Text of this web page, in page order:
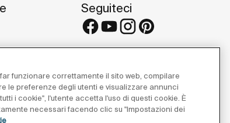
Seguiteci
funzionare correttamente il sito web, compilare
le preferenze degli utenti e visualizzare annunci
i cookie", l'utente accetta l'uso di questi cookie. È
necessari facendo clic su "Impostazioni dei